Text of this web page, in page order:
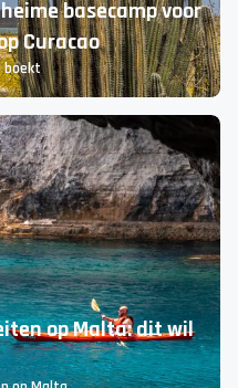
basecamp voor
Curacao
boekt